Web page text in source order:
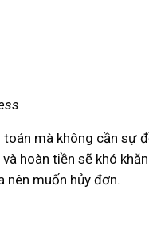
mà không cần sự
hoàn tiền sẽ khó
nên muốn hủy đơn.